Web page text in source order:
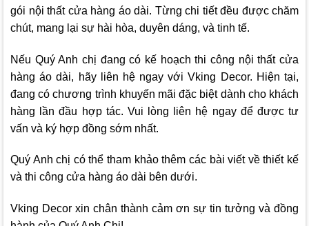
gói nội thất cửa hàng áo dài. Từng chi tiết đều được chăm
chút, mang lại sự hài hòa, duyên dáng, và tinh tế.
Nếu Quý Anh chị đang có kế hoạch thi công nội thất cửa
hàng áo dài, hãy liên hệ ngay vớiVking Decor. Hiện tại,
đang có chương trình khuyến mãi đặc biệt dành cho khách
hàng lần đầu hợp tác. Vui lòng liên hệ ngay để được tư
vấn và ký hợp đồng sớm nhất.
Quý Anh chị có thể tham khảo thêm các bài viết về thiết kế
và thi công cửa hàng áo dài bên dưới.
Vking Decor xin chân thành cảm ơn sự tin tưởng và đồng